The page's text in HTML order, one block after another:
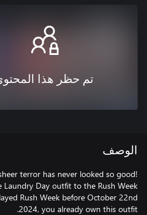
تم حظر هذا
الوصف
terror has never looked so good!
Laundry Day outfit to the Rush Week
Rush Week before October 22nd
2024, you already own this outfit.